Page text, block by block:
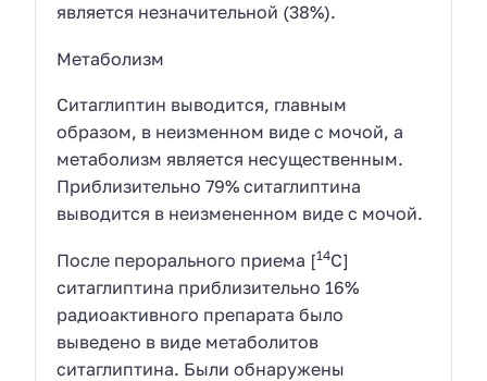
является незначительной (38%).
Метаболизм
Ситаглиптин выводится, главным
образом, в неизменном виде с мочой, а
метаболизм является несущественным.
Приблизительно 79% ситаглиптина
выводится в неизмененном виде с мочой.
После перорального приема [14С]
ситаглиптина приблизительно 16%
радиоактивного препарата было
выведено в виде метаболитов
ситаглиптина. Были обнаружены